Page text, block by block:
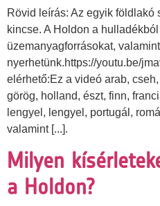
Rövid leírás: Az egyik földlakó
kincse. A Holdon a
üzemanyagforrásokat,
nyerhetünk.https://youtu.be/
elérhető:Ez a videó arab,
görög, holland, észt, finn,
lengyel, lengyel, portugál,
valamint [...].
Milyen
a Holdon?